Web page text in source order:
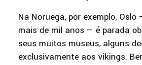
Na Noruega, por exemplo,
mais de mil anos — é parada
seus muitos museus, alguns
exclusivamente aos vikings.